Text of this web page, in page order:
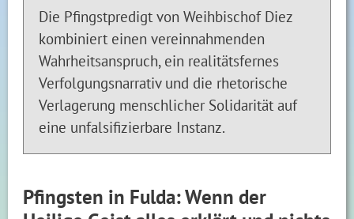
Die Pfingstpredigt von Weihbischof Diez
kombiniert einen vereinnahmenden
Wahrheitsanspruch, ein realitätsfernes
Verfolgungsnarrativ und die rhetorische
Verlagerung menschlicher Solidarität auf
eine unfalsifizierbare Instanz.
Pfingsten in Fulda: Wenn der